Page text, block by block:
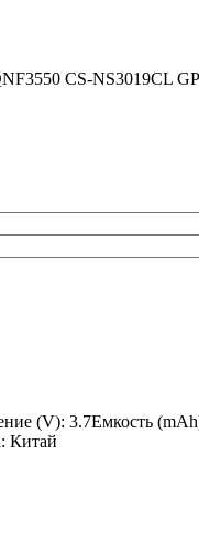
CS-NS3019CL
(V): 3.7Емкость
Китай